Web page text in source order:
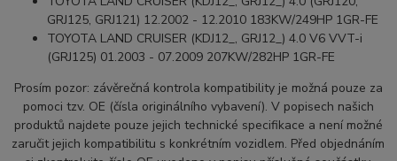
GRJ125, GRJ121) 12.2002 - 12.2010 183KW/249HP 1GR-FE
TOYOTA LAND CRUISER (KDJ12_, GRJ12_) 4.0 V6 VVT-i
(GRJ125) 01.2003 - 07.2009 207KW/282HP 1GR-FE
Prosím pozor: závěrečná kontrola kompatibility je možná pouze za
pomoci tzv. OE (čísla originálního vybavení). V popisech našich
produktů najdete pouze jejich technické specifikace a není možné
zaručit jejich kompatibilitu s konkrétním vozidlem. Před objednáním